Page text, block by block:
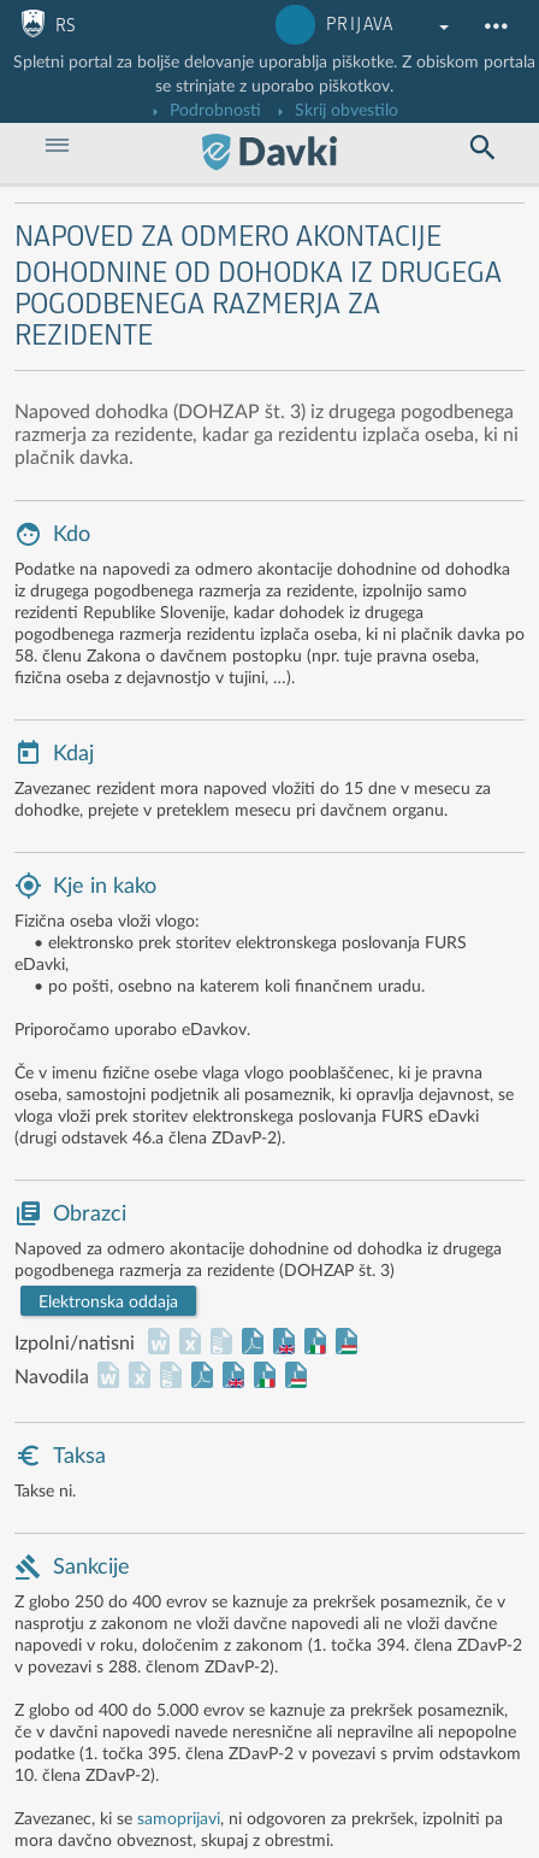
Nadaljuj na vsebino
Nadaljuj na vsebino zaprtega portala
RS PRIJAVA
Spletni portal za boljše delovanje uporablja piškotke. Z obiskom portala
se strinjate z uporabo piškotkov.
Podrobnosti
Skrij obvestilo
NAPOVED ZA ODMERO AKONTACIJE
DOHODNINE OD DOHODKA IZ DRUGEGA
POGODBENEGA RAZMERJA ZA
REZIDENTE
Napoved dohodka (DOHZAP št. 3) iz drugega pogodbenega
razmerja za rezidente, kadar ga rezidentu izplača oseba, ki ni
plačnik davka.
Kdo
Podatke na napovedi za odmero akontacije dohodnine od dohodka
iz drugega pogodbenega razmerja za rezidente, izpolnijo samo
rezidenti Republike Slovenije, kadar dohodek iz drugega
pogodbenega razmerja rezidentu izplača oseba, ki ni plačnik davka po
58. členu Zakona o davčnem postopku (npr. tuje pravna oseba,
fizična oseba z dejavnostjo v tujini, …).
Kdaj
Zavezanec rezident mora napoved vložiti do 15 dne v mesecu za
dohodke, prejete v preteklem mesecu pri davčnem organu.
Kje in kako
Fizična oseba vloži vlogo:
• elektronsko prek storitev elektronskega poslovanja FURS
eDavki,
• po pošti, osebno na katerem koli finančnem uradu.
Priporočamo uporabo eDavkov.
Če v imenu fizične osebe vlaga vlogo pooblaščenec, ki je pravna
oseba, samostojni podjetnik ali posameznik, ki opravlja dejavnost, se
vloga vloži prek storitev elektronskega poslovanja FURS eDavki
(drugi odstavek 46.a člena ZDavP-2).
Obrazci
Napoved za odmero akontacije dohodnine od dohodka iz drugega
pogodbenega razmerja za rezidente (DOHZAP št. 3)
Elektronska oddaja
Izpolni/natisni
Navodila
Taksa
Takse ni.
Sankcije
Z globo 250 do 400 evrov se kaznuje za prekršek posameznik, če v
nasprotju z zakonom ne vloži davčne napovedi ali ne vloži davčne
napovedi v roku, določenim z zakonom (1. točka 394. člena ZDavP-2
v povezavi s 288. členom ZDavP-2).
Z globo od 400 do 5.000 evrov se kaznuje za prekršek posameznik,
če v davčni napovedi navede neresnične ali nepravilne ali nepopolne
podatke (1. točka 395. člena ZDavP-2 v povezavi s prvim odstavkom
10. člena ZDavP-2).
Zavezanec, ki se samoprijavi, ni odgovoren za prekršek, izpolniti pa
mora davčno obveznost, skupaj z obrestmi.